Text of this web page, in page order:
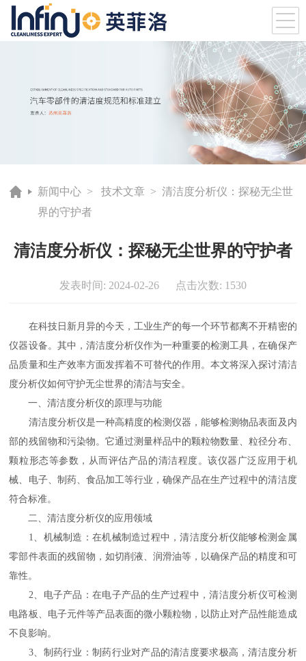
新闻中心 >技术文章 > 清洁度分析仪：探秘无尘世
界的守护者
清洁度分析仪：探秘无尘世界的守护者
发表时间: 2024-02-26 点击次数: 1530
在科技日新月异的今天，工业生产的每一个环节都离不开精密的
仪器设备。其中，清洁度分析仪作为一种重要的检测工具，在确保产
品质量和生产效率方面发挥着不可替代的作用。本文将深入探讨清洁
度分析仪如何守护无尘世界的清洁与安全。
一、清洁度分析仪的原理与功能
清洁度分析仪是一种高精度的检测仪器，能够检测物品表面及内
部的残留物和污染物。它通过测量样品中的颗粒物数量、粒径分布、
颗粒形态等参数，从而评估产品的清洁程度。该仪器广泛应用于机
械、电子、制药、食品加工等行业，确保产品在生产过程中的清洁度
符合标准。
二、清洁度分析仪的应用领域
1、机械制造：在机械制造过程中，清洁度分析仪能够检测金属
零部件表面的残留物，如切削液、润滑油等，以确保产品的精度和可
靠性。
2、电子产品：在电子产品的生产过程中，清洁度分析仪可检测
电路板、电子元件等产品表面的微小颗粒物，以防止对产品性能造成
不良影响。
3、制药行业：制药行业对产品的清洁度要求极高，清洁度分析